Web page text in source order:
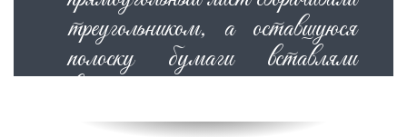
прямоугольный лист сворачивали
треугольником, а оставшуюся
полоску бумаги вставляли
внутрь..."